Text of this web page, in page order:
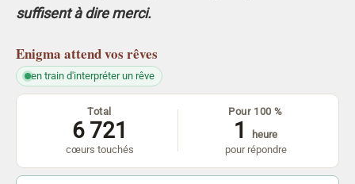
suffisent à dire merci.
Enigma attend vos rêves
en train d'interpréter un rêve
Total
6 721
cœurs touchés
Pour 100 %
1
heure
pour répondre